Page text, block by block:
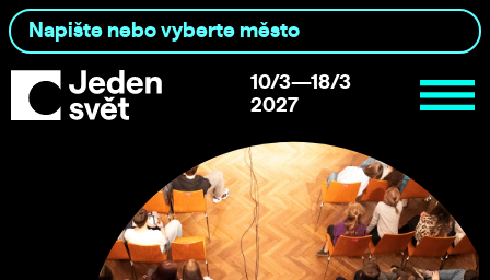
10/3—18/3
2027